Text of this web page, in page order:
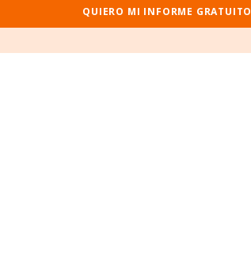
QUIERO MI INFORME GRATUITO